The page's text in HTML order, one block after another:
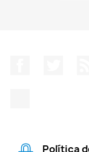
Política